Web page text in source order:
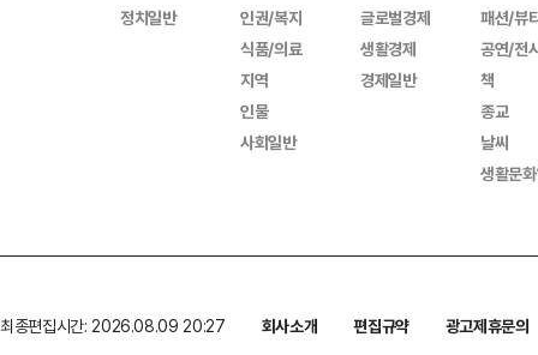
정치일반
인권/복지
식품/의료
지역
인물
사회일반
글로벌경제
생활경제
경제일반
패션/뷰
공연/전
책
종교
날씨
생활문
최종편집시간: 2026.08.09 20:27 회사소개 편집규약
광고제휴문의